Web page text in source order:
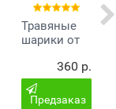
Травяные
шарики от
Makham
Pom
360 р.
Предзаказ